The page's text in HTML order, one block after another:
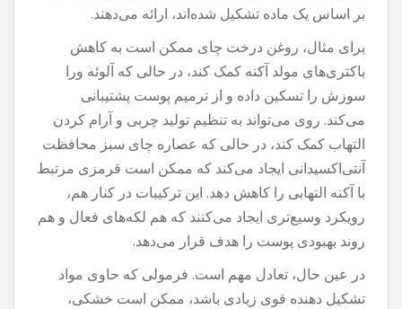
بر اساس یک ماده تشکیل شده‌اند، ارائه می‌دهند.
برای مثال، روغن درخت چای ممکن است به کاهش
باکتری‌های مولد آکنه کمک کند، در حالی که آلوئه ورا
سوزش را تسکین داده و از ترمیم پوست پشتیبانی
می‌کند. روی می‌تواند به تنظیم تولید چربی و آرام کردن
التهاب کمک کند، در حالی که عصاره چای سبز محافظت
آنتی‌اکسیدانی ایجاد می‌کند که ممکن است قرمزی مرتبط
با آکنه التهابی را کاهش دهد. این ترکیبات در کنار هم،
رویکرد وسیع‌تری ایجاد می‌کنند که هم لکه‌های فعال و هم
روند بهبودی پوست را هدف قرار می‌دهد.
در عین حال، تعادل مهم است. فرمولی که حاوی مواد
تشکیل دهنده قوی زیادی باشد، ممکن است خشکی،